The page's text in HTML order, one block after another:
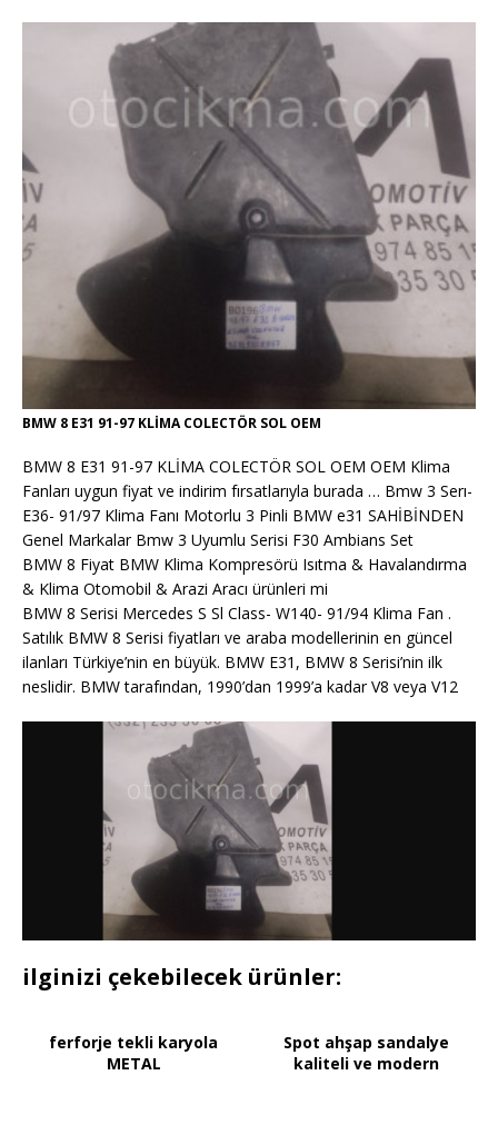
BMW 8 E31 91-97 KLİMA COLECTÖR SOL OEM
BMW 8 E31 91-97 KLİMA COLECTÖR SOL OEM OEM Klima
Fanları uygun fiyat ve indirim fırsatlarıyla burada … Bmw 3 Serı-
E36- 91/97 Klima Fanı Motorlu 3 Pinli BMW e31 SAHİBİNDEN
Genel Markalar Bmw 3 Uyumlu Serisi F30 Ambians Set
BMW 8 Fiyat BMW Klima Kompresörü Isıtma & Havalandırma
& Klima Otomobil & Arazi Aracı ürünleri mi
BMW 8 Serisi Mercedes S Sl Class- W140- 91/94 Klima Fan .
Satılık BMW 8 Serisi fiyatları ve araba modellerinin en güncel
ilanları Türkiye’nin en büyük. BMW E31, BMW 8 Serisi’nin ilk
neslidir. BMW tarafından, 1990’dan 1999’a kadar V8 veya V12
ilginizi çekebilecek ürünler:
ferforje tekli karyola
METAL
Spot ahşap sandalye
kaliteli ve modern